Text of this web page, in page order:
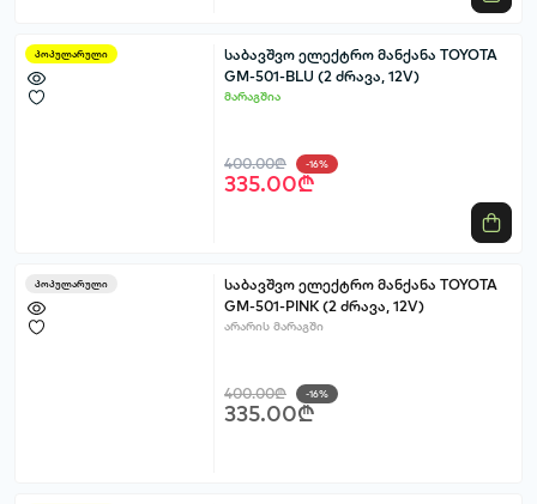
პოპულარული
საბავშვო ელექტრო მანქანა TOYOTA
GM-501-BLU (2 ძრავა, 12V)
მარაგშია
400.00₾ -16%
335.00₾
პოპულარული
საბავშვო ელექტრო მანქანა TOYOTA
GM-501-PINK (2 ძრავა, 12V)
არარის მარაგში
400.00₾ -16%
335.00₾